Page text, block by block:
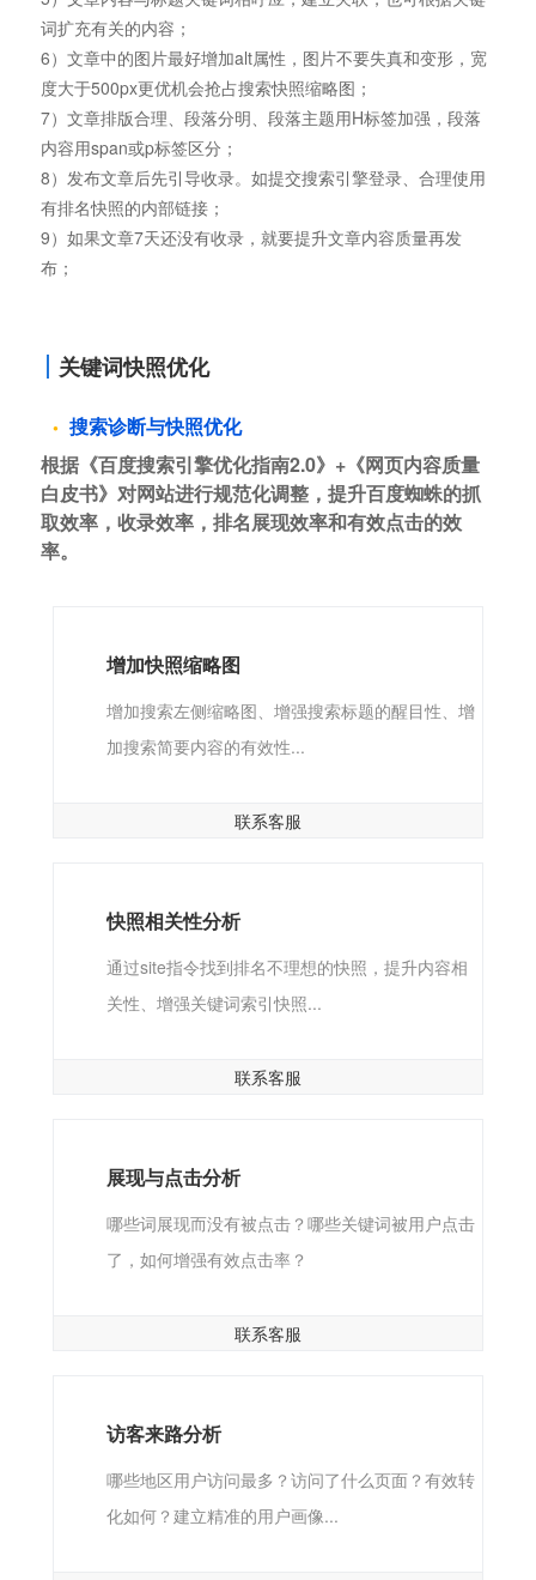
词扩充有关的内容；
6）文章中的图片最好增加alt属性，图片不要失真和变形，宽
度大于500px更优机会抢占搜索快照缩略图；
7）文章排版合理、段落分明、段落主题用H标签加强，段落
内容用span或p标签区分；
8）发布文章后先引导收录。如提交搜索引擎登录、合理使用
有排名快照的内部链接；
9）如果文章7天还没有收录，就要提升文章内容质量再发
布；
关键词快照优化
搜索诊断与快照优化
根据《百度搜索引擎优化指南2.0》+《网页内容质量
白皮书》对网站进行规范化调整，提升百度蜘蛛的抓
取效率，收录效率，排名展现效率和有效点击的效
率。
增加快照缩略图
增加搜索左侧缩略图、增强搜索标题的醒目性、增
加搜索简要内容的有效性...
联系客服
快照相关性分析
通过site指令找到排名不理想的快照，提升内容相
关性、增强关键词索引快照...
联系客服
展现与点击分析
哪些词展现而没有被点击？哪些关键词被用户点击
了，如何增强有效点击率？
联系客服
访客来路分析
哪些地区用户访问最多？访问了什么页面？有效转
化如何？建立精准的用户画像...